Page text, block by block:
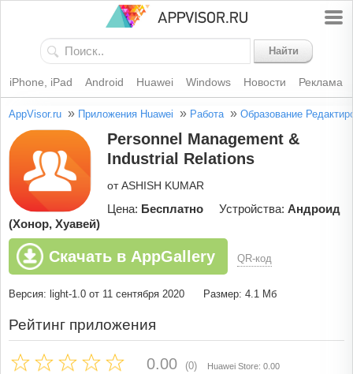
Найти
iPhone, iPad Android Huawei Windows Новости Реклама
AppVisor.ru » Приложения Huawei » Работа » Образование
Personnel Management &
Industrial Relations
от ASHISH KUMAR
Цена: Бесплатно Устройства: Андроид
(Хонор, Хуавей)
Скачать в AppGallery QR-код
Версия: light-1.0 от 11 сентября 2020 Размер: 4.1 Мб
Рейтинг приложения
0.00 (0) Huawei Store: 0.00